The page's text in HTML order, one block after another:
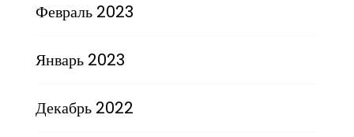
Февраль 2023
Январь 2023
Декабрь 2022